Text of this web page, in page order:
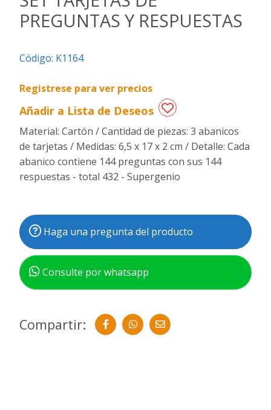
Regalos
especiales
PREGUNTAS Y RESPUESTAS
Código: K1164
Registrese para ver precios
Añadir a Lista de Deseos
Material: Cartón / Cantidad de piezas: 3 abanicos
de tarjetas / Medidas: 6,5 x 17 x 2 cm / Detalle: Cada
abanico contiene 144 preguntas con sus 144
respuestas - total 432 - Supergenio
Haga una pregunta del producto
Consulte por whatsapp
Compartir: